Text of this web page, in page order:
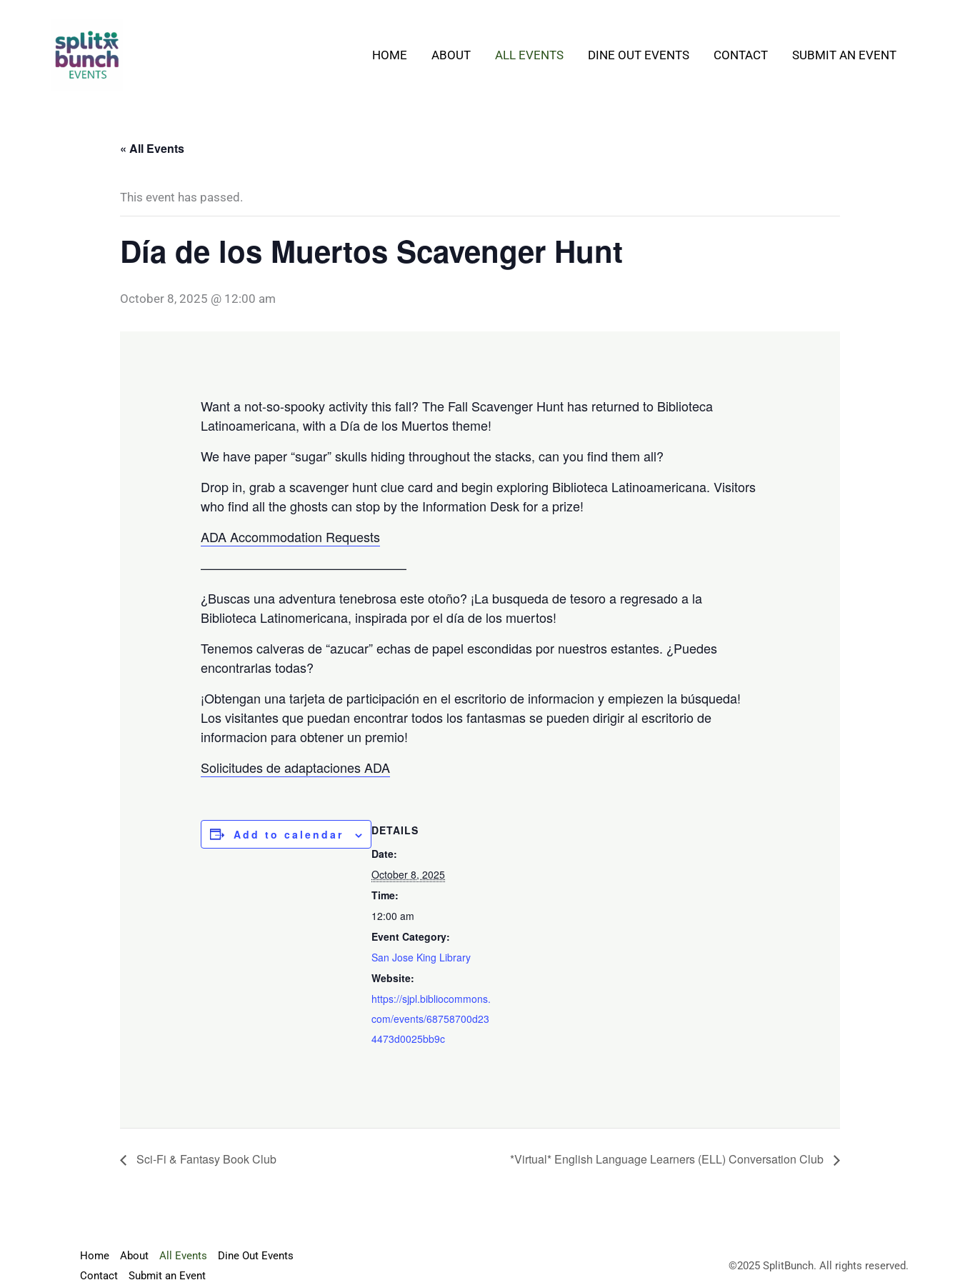
HOME ABOUT ALL EVENTS DINE OUT EVENTS CONTACT SUBMIT AN EVENT
« All Events
This event has passed.
Día de los Muertos Scavenger Hunt
October 8, 2025 @ 12:00 am
Want a not-so-spooky activity this fall? The Fall Scavenger Hunt has returned to Biblioteca
Latinoamericana, with a Día de los Muertos theme!
We have paper “sugar” skulls hiding throughout the stacks, can you find them all?
Drop in, grab a scavenger hunt clue card and begin exploring Biblioteca Latinoamericana. Visitors
who find all the ghosts can stop by the Information Desk for a prize!
ADA Accommodation Requests
————————————————
¿Buscas una adventura tenebrosa este otoño? ¡La busqueda de tesoro a regresado a la
Biblioteca Latinomericana, inspirada por el día de los muertos!
Tenemos calveras de “azucar” echas de papel escondidas por nuestros estantes. ¿Puedes
encontrarlas todas?
¡Obtengan una tarjeta de participación en el escritorio de informacion y empiezen la búsqueda!
Los visitantes que puedan encontrar todos los fantasmas se pueden dirigir al escritorio de
informacion para obtener un premio!
Solicitudes de adaptaciones ADA
Add to calendar
DETAILS
Date:
October 8, 2025
Time:
12:00 am
Event Category:
San Jose King Library
Website:
https://sjpl.bibliocommons.
com/events/68758700d23
4473d0025bb9c
Sci-Fi & Fantasy Book Club *Virtual* English Language Learners (ELL) Conversation Club
Home About All Events
Dine Out Events
Contact
Submit an Event
©2025 SplitBunch. All rights reserved.